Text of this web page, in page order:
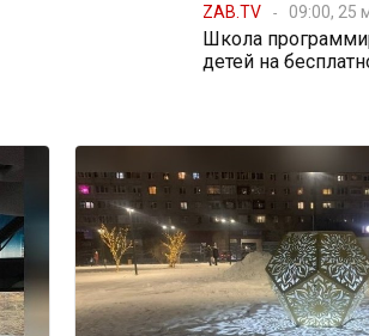
ZAB.TV 09:00, 25
Школа
детей на